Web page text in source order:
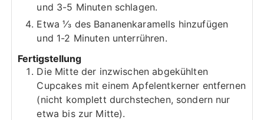
und 3-5 Minuten schlagen.
Etwa ⅓ des Bananenkaramells hinzufügen
und 1-2 Minuten unterrühren.
Fertigstellung
Die Mitte der inzwischen abgekühlten
Cupcakes mit einem Apfelentkerner entfernen
(nicht komplett durchstechen, sondern nur
etwa bis zur Mitte).